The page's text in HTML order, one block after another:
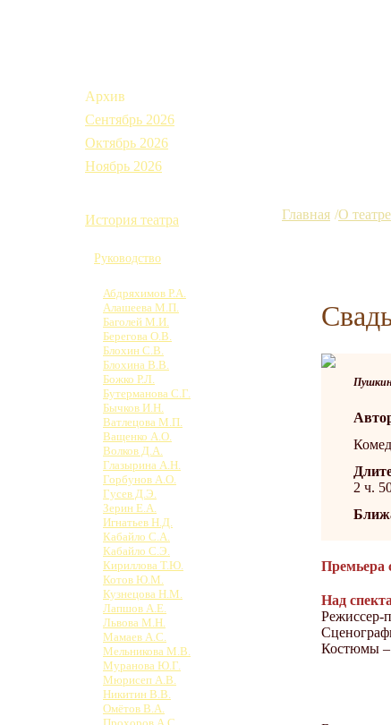
Архив
Сентябрь 2026
Октябрь 2026
Ноябрь 2026
История театра
Руководство
Абдряхимов Р.А.
Алашеева М.П.
Баголей М.И.
Берегова О.В.
Блохин С.В.
Блохина В.В.
Божко Р.Л.
Бутерманова С.Г.
Бычков И.Н.
Ватлецова М.П.
Ващенко А.О.
Волков Д.А.
Глазырина А.Н.
Горбунов А.О.
Гусев Д.Э.
Зерин Е.А.
Игнатьев Н.Д.
Кабайло С.А.
Кабайло С.Э.
Кириллова Т.Ю.
Котов Ю.М.
Кузнецова Н.М.
Лапшов А.Е.
Львова М.Н.
Мамаев А.С.
Мельникова М.В.
Муранова Ю.Г.
Мюрисеп А.В.
Никитин В.В.
Омётов В.А.
Главная О театре
2 ч.
Премьера
Над
Режиссер-
Костюмы –